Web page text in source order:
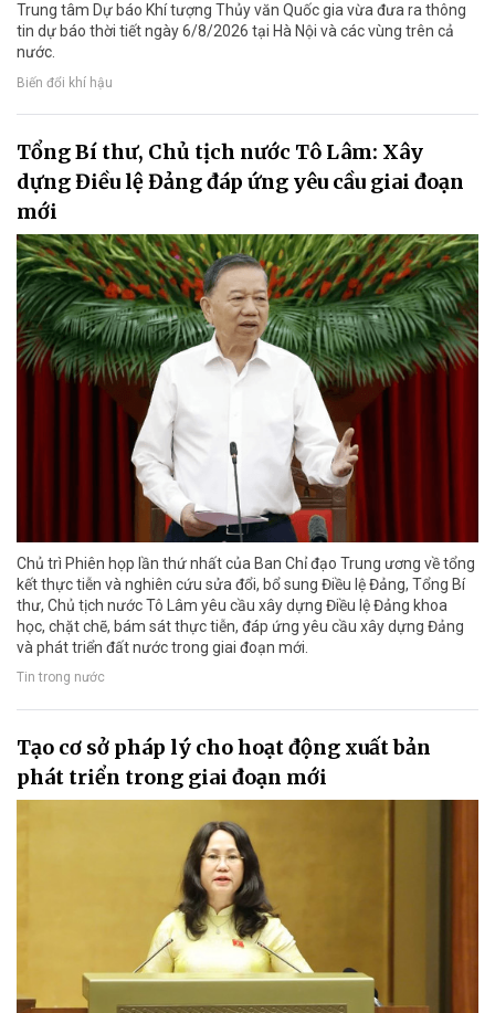
Trung tâm Dự báo Khí tượng Thủy văn Quốc gia vừa đưa ra thông
tin dự báo thời tiết ngày 6/8/2026 tại Hà Nội và các vùng trên cả
nước.
Biến đổi khí hậu
Tổng Bí thư, Chủ tịch nước Tô Lâm: Xây
dựng Điều lệ Đảng đáp ứng yêu cầu giai đoạn
mới
Chủ trì Phiên họp lần thứ nhất của Ban Chỉ đạo Trung ương về tổng
kết thực tiễn và nghiên cứu sửa đổi, bổ sung Điều lệ Đảng, Tổng Bí
thư, Chủ tịch nước Tô Lâm yêu cầu xây dựng Điều lệ Đảng khoa
học, chặt chẽ, bám sát thực tiễn, đáp ứng yêu cầu xây dựng Đảng
và phát triển đất nước trong giai đoạn mới.
Tin trong nước
Tạo cơ sở pháp lý cho hoạt động xuất bản
phát triển trong giai đoạn mới